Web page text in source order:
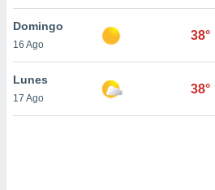
el sitio
ni para
o
Domingo
16 Ago
38°
Lunes
17 Ago
38°